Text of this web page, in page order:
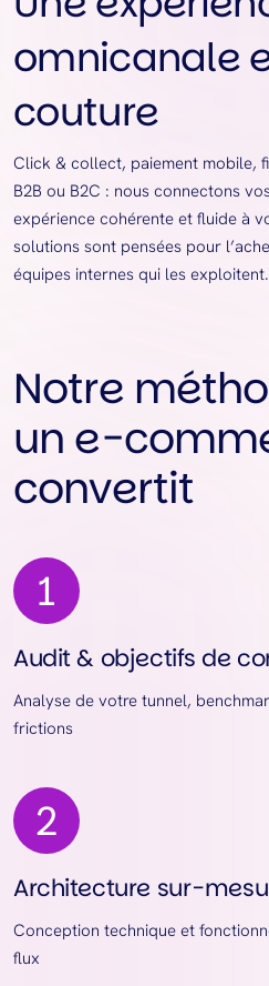
omnicanale
couture
Click & collect, paiement mobile,
B2B ou B2C : nous connectons
expérience cohérente et fluide à
solutions sont pensées pour
équipes internes qui les exploitent.
Notre méthode pour
un e-
convertit
Audit & objectifs de
Analyse de votre tunnel,
frictions
Architecture sur-
Conception technique et
flux